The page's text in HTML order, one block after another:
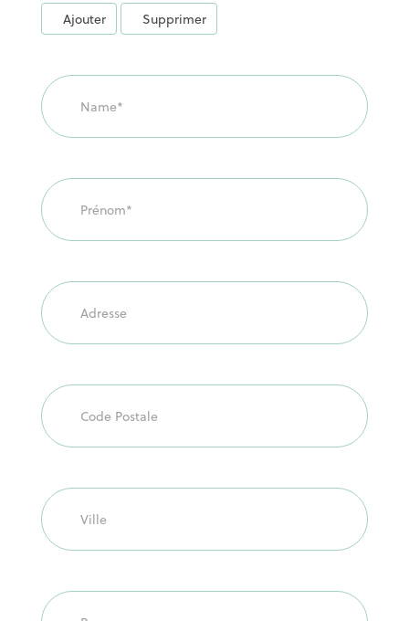
Ajouter Supprimer